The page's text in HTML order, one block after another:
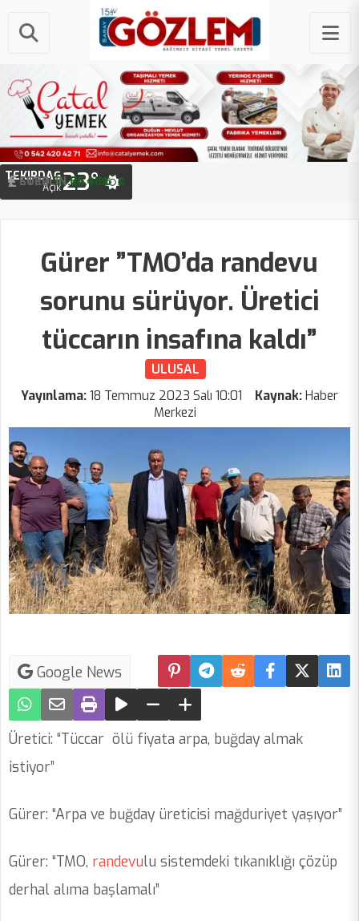
STERLIN 64.48 ₺
TEKIRDAĞ
Açık23°
Gürer ”TMO’da randevu
sorunu sürüyor. Üretici
tüccarın insafına kaldı”
ULUSAL
Yayınlama:18 Temmuz 2023 Salı 10:01 Kaynak:Haber
Merkezi
Google News
Üretici: “Tüccar ölü fiyata arpa, buğday almak
istiyor”
Gürer: “Arpa ve buğday üreticisi mağduriyet yaşıyor”
Gürer: “TMO, randevulu sistemdeki tıkanıklığı çözüp
derhal alıma başlamalı”